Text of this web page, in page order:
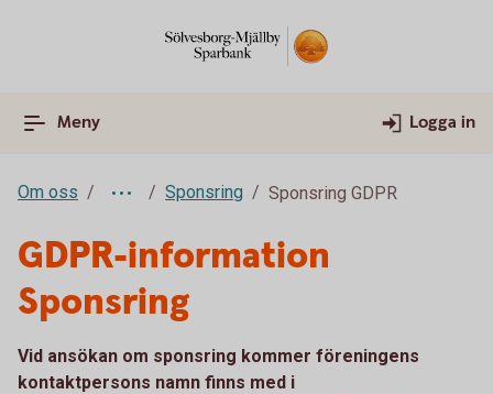
Meny Logga in
Om oss Sponsring Sponsring GDPR
GDPR-information
Sponsring
Vid ansökan om sponsring kommer föreningens
kontaktpersons namn finns med i